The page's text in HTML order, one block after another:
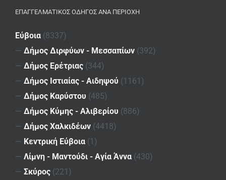
ΕΠΑΓΓΕΛΜΑΤΙΚΌΣ ΟΔΗΓΌΣ ΑΝΆ ΠΕΡΙΟΧΉ
Εύβοια (8337)
— Δήμος Διρφύων - Μεσσαπίων (392)
— Δήμος Ερέτριας (344)
— Δήμος Ιστιαίας - Αιδηψού (1161)
— Δήμος Καρύστου (485)
— Δήμος Κύμης - Αλιβερίου (886)
— Δήμος Χαλκιδέων (4418)
— Κεντρική Εύβοια (1)
— Λίμνη - Μαντούδι - Αγία Άννα (430)
— Σκύρος (221)